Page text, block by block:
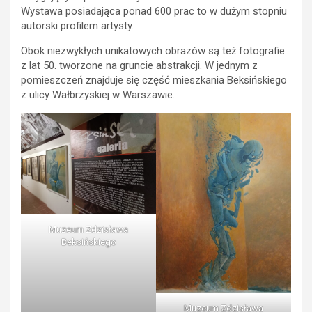
Wystawa posiadająca ponad 600 prac to w dużym stopniu
autorski profilem artysty.
Obok niezwykłych unikatowych obrazów są też fotografie
z lat 50. tworzone na gruncie abstrakcji. W jednym z
pomieszczeń znajduje się część mieszkania Beksińskiego
z ulicy Wałbrzyskiej w Warszawie.
Muzeum Zdzisława
Beksińskiego
Muzeum Zdzisława